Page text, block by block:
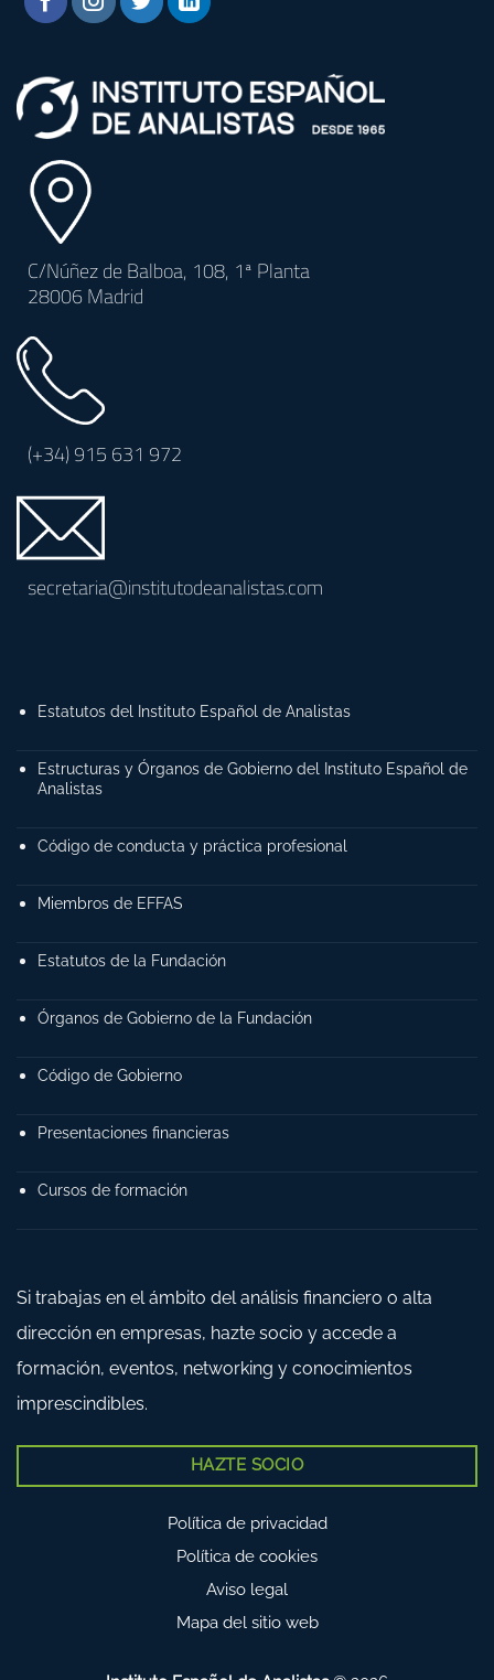
C/Núñez de Balboa, 108, 1ª Planta
28006 Madrid
(+34)915 631 972
secretaria@institutodeanalistas.com
Estatutos del Instituto Español de Analistas
Estructuras y Órganos de Gobierno del Instituto Español de
Analistas
Código de conducta y práctica profesional
Miembros de EFFAS
Estatutos de la Fundación
Órganos de Gobierno de la Fundación
Código de Gobierno
Presentaciones financieras
Cursos de formación
Si trabajas en el ámbito del análisis financiero o alta
dirección en empresas, hazte socio y accede a
formación, eventos, networking y conocimientos
imprescindibles.
HAZTE SOCIO
Política de privacidad
Política de cookies
Aviso legal
Mapa del sitio web